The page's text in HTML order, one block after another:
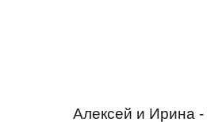
Алексей и Ирина